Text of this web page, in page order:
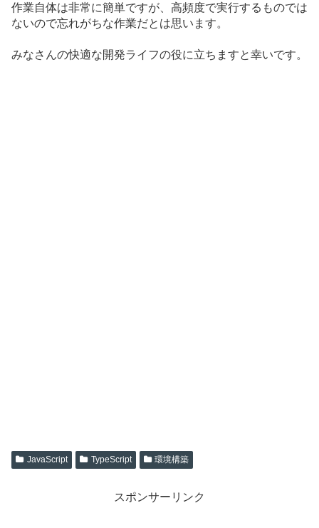
作業自体は非常に簡単ですが、高頻度で実行するものでは
ないので忘れがちな作業だとは思います。
みなさんの快適な開発ライフの役に立ちますと幸いです。
JavaScript TypeScript 環境構築
スポンサーリンク